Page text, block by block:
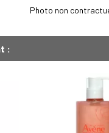
Photo non
: